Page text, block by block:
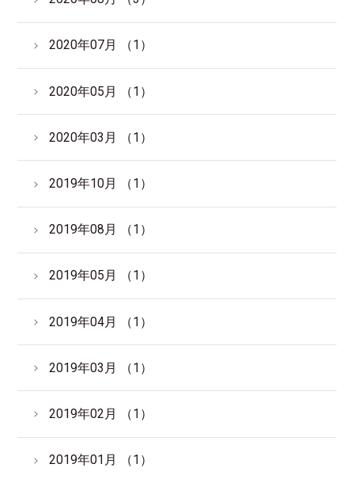
2020年07月 （1）
2020年05月 （1）
2020年03月 （1）
2019年10月 （1）
2019年08月 （1）
2019年05月 （1）
2019年04月 （1）
2019年03月 （1）
2019年02月 （1）
2019年01月 （1）